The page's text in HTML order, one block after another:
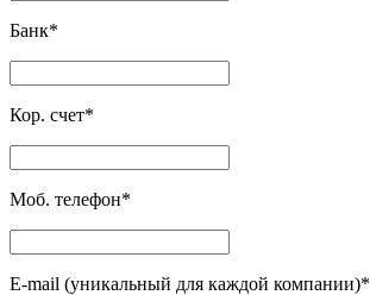
Банк*
Кор. счет*
Моб. телефон*
E-mail (уникальный для каждой компании)*